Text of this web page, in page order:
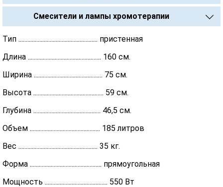
Смесители и лампы хромотерапии
Тип ..................................................... пристенная
Длина ................................................. 160 см.
Ширина .............................................. 75 см.
Высота ............................................... 59 см.
Глубина ............................................. 46,5 см.
Объем ............................................... 185 литров
Вес ..................................................... 35 кг.
Форма ................................................ прямоугольная
Мощность .......................................... 550 Вт